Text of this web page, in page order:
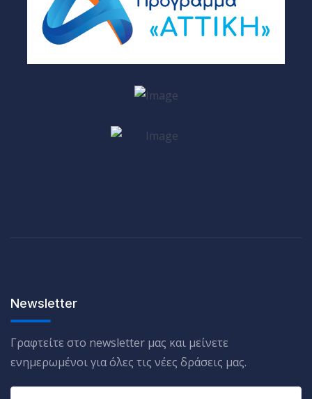
Newsletter
Γραφτείτε στο newsletter μας και μείνετε
ενημερωμένοι για όλες τις νέες δράσεις μας.